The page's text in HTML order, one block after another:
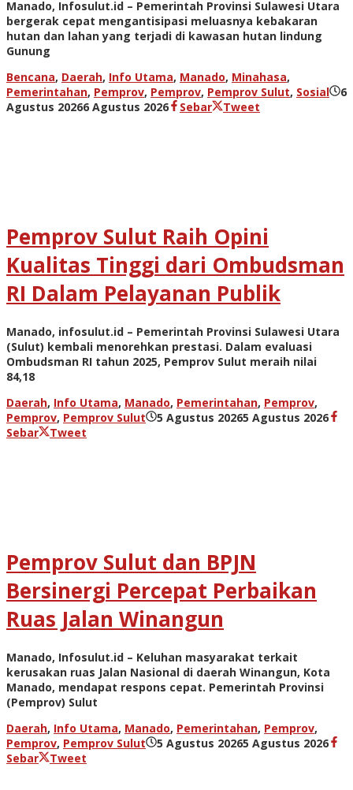
Manado, Infosulut.id – Pemerintah Provinsi Sulawesi Utara
bergerak cepat mengantisipasi meluasnya kebakaran
hutan dan lahan yang terjadi di kawasan hutan lindung
Gunung
Bencana, Daerah, Info Utama, Manado, Minahasa,
Pemerintahan, Pemprov, Pemprov, Pemprov Sulut, Sosial
6
Agustus 20266 Agustus 2026olehSebar Tweet
Pemprov Sulut Raih Opini
Kualitas Tinggi dari Ombudsman
RI Dalam Pelayanan Publik
Manado, infosulut.id – Pemerintah Provinsi Sulawesi Utara
(Sulut) kembali menorehkan prestasi. Dalam evaluasi
Ombudsman RI tahun 2025, Pemprov Sulut meraih nilai
84,18
Daerah, Info Utama, Manado, Pemerintahan, Pemprov,
Pemprov, Pemprov Sulut 5 Agustus 20265 Agustus 2026oleh
Sebar Tweet
Pemprov Sulut dan BPJN
Bersinergi Percepat Perbaikan
Ruas Jalan Winangun
Manado, Infosulut.id – Keluhan masyarakat terkait
kerusakan ruas Jalan Nasional di daerah Winangun, Kota
Manado, mendapat respons cepat. Pemerintah Provinsi
(Pemprov) Sulut
Daerah, Info Utama, Manado, Pemerintahan, Pemprov,
Pemprov, Pemprov Sulut 5 Agustus 20265 Agustus 2026oleh
Sebar Tweet